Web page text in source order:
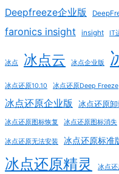
Deepfreeze企业版
faronics insight insight IT
冰点 冰点云 冰点企业版
冰点还原10.10 冰点还原Deep Freeze
冰点还原企业版 冰点还原
冰点还原图标恢复 冰点还原图标消失
冰点还原无法安装 冰点还原标准
冰点还原精灵 冰点